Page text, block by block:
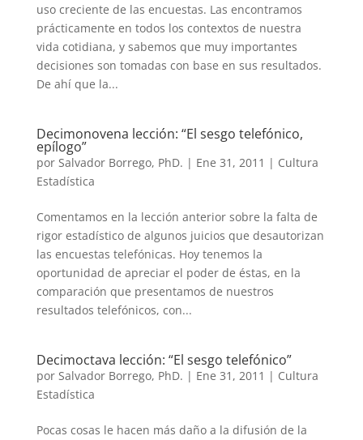
uso creciente de las encuestas. Las encontramos
prácticamente en todos los contextos de nuestra
vida cotidiana, y sabemos que muy importantes
decisiones son tomadas con base en sus resultados.
De ahí que la...
Decimonovena lección: “El sesgo telefónico,
epílogo”
por Salvador Borrego, PhD. | Ene 31, 2011 | Cultura
Estadística
Comentamos en la lección anterior sobre la falta de
rigor estadístico de algunos juicios que desautorizan
las encuestas telefónicas. Hoy tenemos la
oportunidad de apreciar el poder de éstas, en la
comparación que presentamos de nuestros
resultados telefónicos, con...
Decimoctava lección: “El sesgo telefónico”
por Salvador Borrego, PhD. | Ene 31, 2011 | Cultura
Estadística
Pocas cosas le hacen más daño a la difusión de la